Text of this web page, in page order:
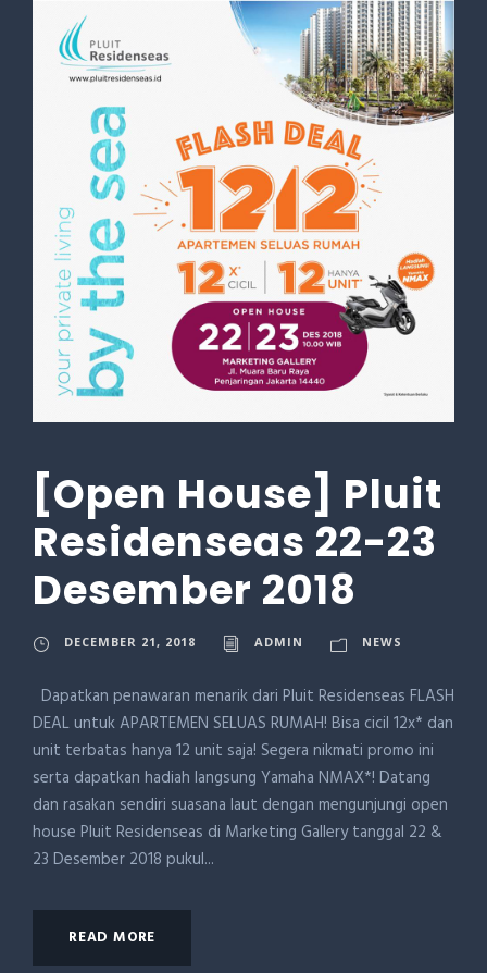
[Open House] Pluit
Residenseas 22-23
Desember 2018
DECEMBER 21, 2018 ADMIN NEWS
Dapatkan penawaran menarik dari Pluit Residenseas FLASH
DEAL untuk APARTEMEN SELUAS RUMAH! Bisa cicil 12x* dan
unit terbatas hanya 12 unit saja! Segera nikmati promo ini
serta dapatkan hadiah langsung Yamaha NMAX*! Datang
dan rasakan sendiri suasana laut dengan mengunjungi open
house Pluit Residenseas di Marketing Gallery tanggal 22 &
23 Desember 2018 pukul...
READ MORE